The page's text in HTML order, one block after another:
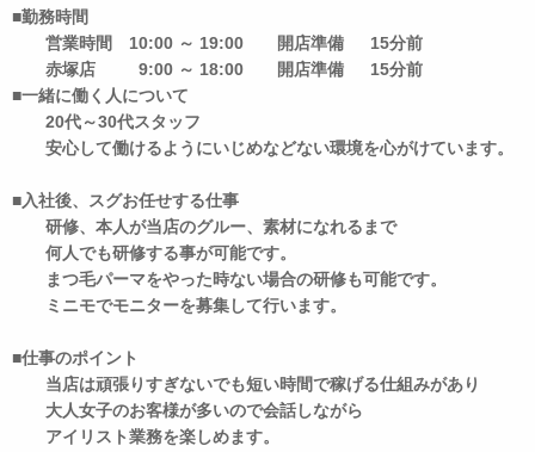
■勤務時間
営業時間 10:00 ～ 19:00 開店準備 15分前
赤塚店 9:00 ～ 18:00 開店準備 15分前
■一緒に働く人について
20代～30代スタッフ
安心して働けるようにいじめなどない環境を心がけています。
■入社後、スグお任せする仕事
研修、本人が当店のグルー、素材になれるまで
何人でも研修する事が可能です。
まつ毛パーマをやった時ない場合の研修も可能です。
ミニモでモニターを募集して行います。
■仕事のポイント
当店は頑張りすぎないでも短い時間で稼げる仕組みがあり
大人女子のお客様が多いので会話しながら
アイリスト業務を楽しめます。